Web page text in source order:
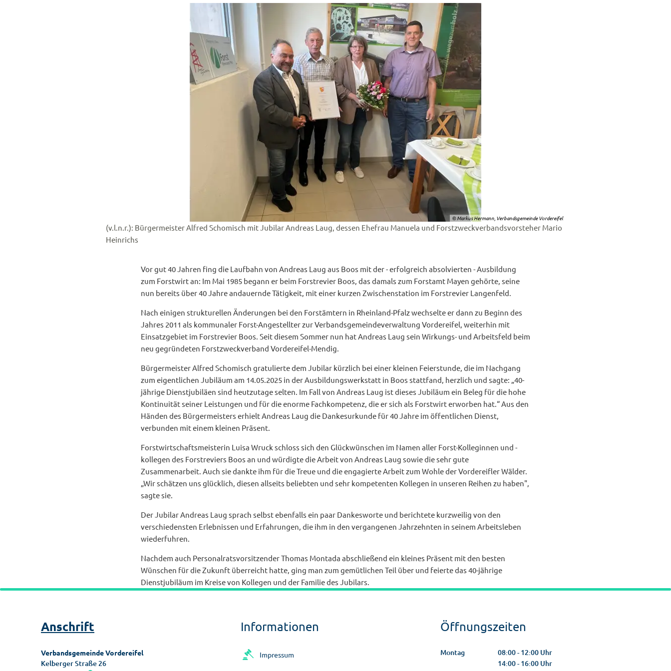
© Markus Hermann, Verbandsgemeinde Vordereifel
(v.l.n.r.): Bürgermeister Alfred Schomisch mit Jubilar Andreas Laug, dessen Ehefrau Manuela und Forstzweckverbandsvorsteher Mario
Heinrichs
Vor gut 40 Jahren fing die Laufbahn von Andreas Laug aus Boos mit der - erfolgreich absolvierten - Ausbildung
zum Forstwirt an: Im Mai 1985 begann er beim Forstrevier Boos, das damals zum Forstamt Mayen gehörte, seine
nun bereits über 40 Jahre andauernde Tätigkeit, mit einer kurzen Zwischenstation im Forstrevier Langenfeld.
Nach einigen strukturellen Änderungen bei den Forstämtern in Rheinland-Pfalz wechselte er dann zu Beginn des
Jahres 2011 als kommunaler Forst-Angestellter zur Verbandsgemeindeverwaltung Vordereifel, weiterhin mit
Einsatzgebiet im Forstrevier Boos. Seit diesem Sommer nun hat Andreas Laug sein Wirkungs- und Arbeitsfeld beim
neu gegründeten Forstzweckverband Vordereifel-Mendig.
Bürgermeister Alfred Schomisch gratulierte dem Jubilar kürzlich bei einer kleinen Feierstunde, die im Nachgang
zum eigentlichen Jubiläum am 14.05.2025 in der Ausbildungswerkstatt in Boos stattfand, herzlich und sagte: „40-
jährige Dienstjubiläen sind heutzutage selten. Im Fall von Andreas Laug ist dieses Jubiläum ein Beleg für die hohe
Kontinuität seiner Leistungen und für die enorme Fachkompetenz, die er sich als Forstwirt erworben hat.“ Aus den
Händen des Bürgermeisters erhielt Andreas Laug die Dankesurkunde für 40 Jahre im öffentlichen Dienst,
verbunden mit einem kleinen Präsent.
Forstwirtschaftsmeisterin Luisa Wruck schloss sich den Glückwünschen im Namen aller Forst-Kolleginnen und -
kollegen des Forstreviers Boos an und würdigte die Arbeit von Andreas Laug sowie die sehr gute
Zusammenarbeit. Auch sie dankte ihm für die Treue und die engagierte Arbeit zum Wohle der Vordereifler Wälder.
„Wir schätzen uns glücklich, diesen allseits beliebten und sehr kompetenten Kollegen in unseren Reihen zu haben",
sagte sie.
Der Jubilar Andreas Laug sprach selbst ebenfalls ein paar Dankesworte und berichtete kurzweilig von den
verschiedensten Erlebnissen und Erfahrungen, die ihm in den vergangenen Jahrzehnten in seinem Arbeitsleben
wiederfuhren.
Nachdem auch Personalratsvorsitzender Thomas Montada abschließend ein kleines Präsent mit den besten
Wünschen für die Zukunft überreicht hatte, ging man zum gemütlichen Teil über und feierte das 40-jährige
Dienstjubiläum im Kreise von Kollegen und der Familie des Jubilars.
Anschrift
Verbandsgemeinde Vordereifel
Kelberger Straße 26
Informationen
Impressum
Öffnungszeiten
Montag 08:00-12:00 Uhr
Von 08:00 bis 12:00 Uhr
14:00-16:00 Uhr